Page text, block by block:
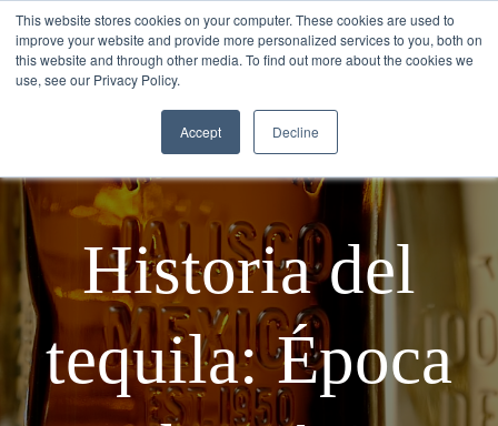
This website stores cookies on your computer. These cookies are used to
improve your website and provide more personalized services to you, both on
this website and through other media. To find out more about the cookies we
use, see our Privacy Policy.
Accept Decline
Historia del
tequila: Época